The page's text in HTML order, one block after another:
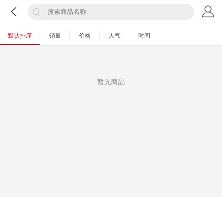
默认排序 销量 价格 人气 时间
暂无商品